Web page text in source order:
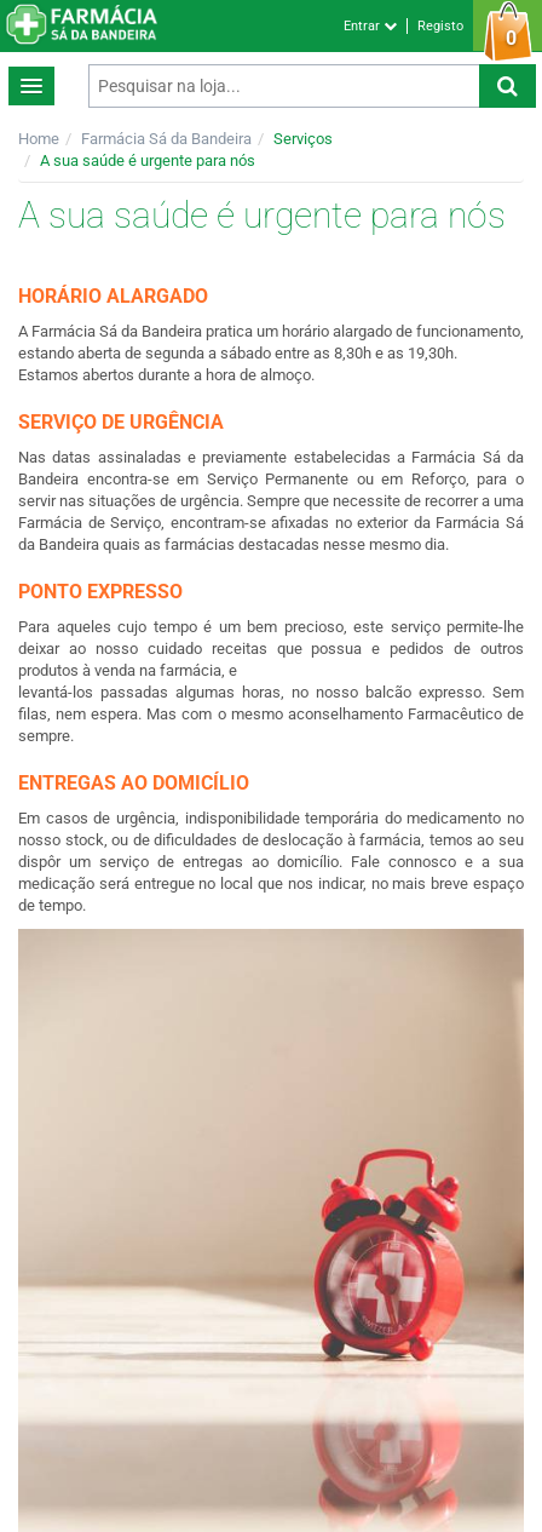
0
Entrar Registo
Home Farmácia Sá da Bandeira
Serviços
A sua saúde é urgente para nós
A sua saúde é urgente para nós
HORÁRIO ALARGADO
A Farmácia Sá da Bandeira pratica um horário alargado de funcionamento,
estando aberta de segunda a sábado entre as 8,30h e as 19,30h.
Estamos abertos durante a hora de almoço.
SERVIÇO DE URGÊNCIA
Nas datas assinaladas e previamente estabelecidas a Farmácia Sá da
Bandeira encontra-se em Serviço Permanente ou em Reforço, para o
servir nas situações de urgência. Sempre que necessite de recorrer a uma
Farmácia de Serviço, encontram-se afixadas no exterior da Farmácia Sá
da Bandeira quais as farmácias destacadas nesse mesmo dia.
PONTO EXPRESSO
Para aqueles cujo tempo é um bem precioso, este serviço permite-lhe
deixar ao nosso cuidado receitas que possua e pedidos de outros
produtos à venda na farmácia, e
levantá-los passadas algumas horas, no nosso balcão expresso. Sem
filas, nem espera. Mas com o mesmo aconselhamento Farmacêutico de
sempre.
ENTREGAS AO DOMICÍLIO
Em casos de urgência, indisponibilidade temporária do medicamento no
nosso stock, ou de dificuldades de deslocação à farmácia, temos ao seu
dispôr um serviço de entregas ao domicílio. Fale connosco e a sua
medicação será entregue no local que nos indicar, no mais breve espaço
de tempo.